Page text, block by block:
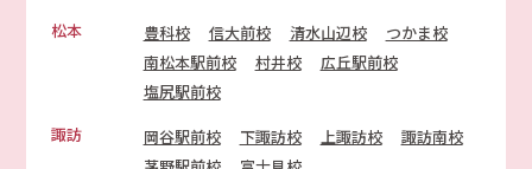
松本
豊科校 信大前校 清水山辺校
つかま校
南松本駅前校
村井校
広丘駅前校
塩尻駅前校
諏訪
岡谷駅前校 下諏訪校 上諏訪校
諏訪南校